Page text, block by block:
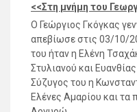
<<Στη μνήμη του
Ο Γεώργιος Γκόγκας
απεβίωσε στις 03/10/
του ήταν η Ελένη
Στυλιανού και
Σύζυγος του η
Ελένες Αμαρίου και τα